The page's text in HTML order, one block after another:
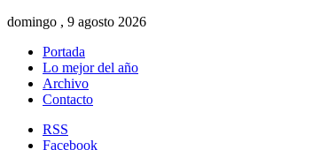
domingo , 9 agosto 2026
Portada
Lo mejor del año
Archivo
Contacto
RSS
Facebook